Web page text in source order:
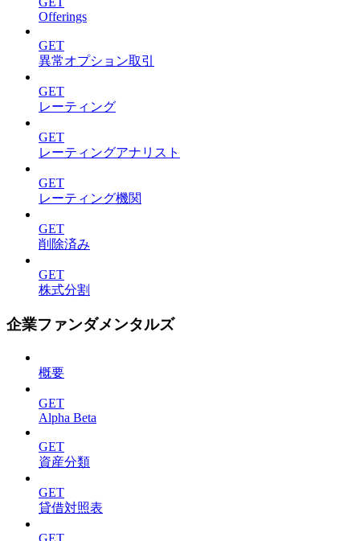
Offerings
GET
異常オプション取引
GET
レーティング
GET
レーティングアナリスト
GET
レーティング機関
GET
削除済み
GET
株式分割
企業ファンダメンタルズ
概要
GET
Alpha Beta
GET
資産分類
GET
貸借対照表
GET